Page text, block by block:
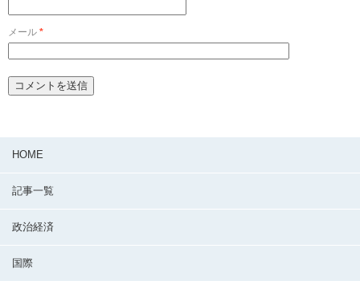
メール *
HOME
記事一覧
政治経済
国際